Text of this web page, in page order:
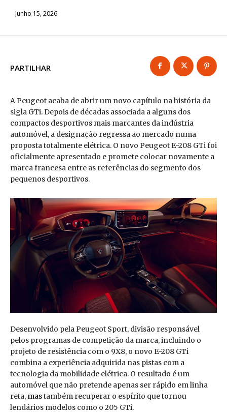
Junho 15, 2026
PARTILHAR
A Peugeot acaba de abrir um novo capítulo na história da
sigla GTi. Depois de décadas associada a alguns dos
compactos desportivos mais marcantes da indústria
automóvel, a designação regressa ao mercado numa
proposta totalmente elétrica. O novo Peugeot E-208 GTi foi
oficialmente apresentado e promete colocar novamente a
marca francesa entre as referências do segmento dos
pequenos desportivos.
Desenvolvido pela Peugeot Sport, divisão responsável
pelos programas de competição da marca, incluindo o
projeto de resistência com o 9X8, o novo E-208 GTi
combina a experiência adquirida nas pistas com a
tecnologia da mobilidade elétrica. O resultado é um
automóvel que não pretende apenas ser rápido em linha
reta, mastambém recuperar o espírito que tornou
lendários modelos como o 205 GTi.